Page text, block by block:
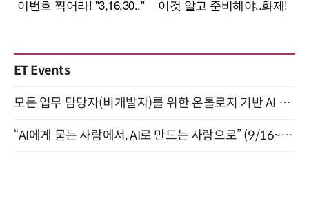
ET Events
모든 업무 담당자(비개발자)를 위한 온톨로지 기반 AI 지식체계 설계 1-day 워크숍 8월 20일 개최
“AI에게 묻는 사람에서, AI로 만드는 사람으로” (9/16~17)